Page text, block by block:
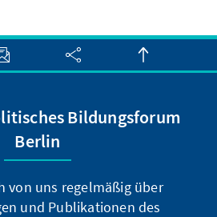
Bildungsforum
Berlin
von uns regelmäßig über
und Publikationen des